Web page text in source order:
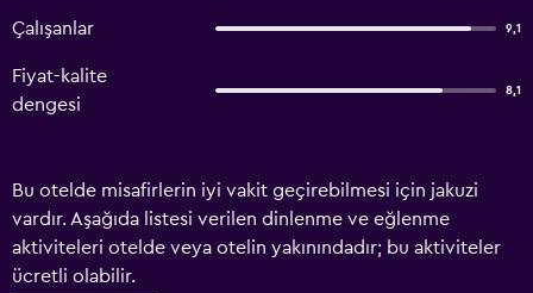
Çalışanlar 9,1
Fiyat-kalite
dengesi
8,1
Bu otelde misafirlerin iyi vakit geçirebilmesi için jakuzi
vardır. Aşağıda listesi verilen dinlenme ve eğlenme
aktiviteleri otelde veya otelin yakınındadır; bu aktiviteler
ücretli olabilir.